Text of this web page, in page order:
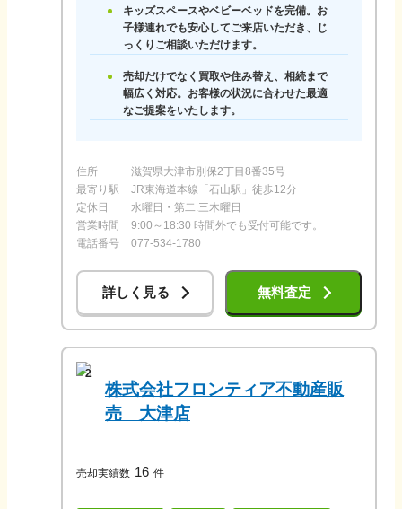
キッズスペースやベビーベッドを完備。お
子様連れでも安心してご来店いただき、じ
っくりご相談いただけます。
売却だけでなく買取や住み替え、相続まで
幅広く対応。お客様の状況に合わせた最適
なご提案をいたします。
住所
滋賀県大津市別保2丁目8番35号
最寄り駅
JR東海道本線「石山駅」徒歩12分
定休日
水曜日・第二.三木曜日
営業時間
9:00～18:30 時間外でも受付可能です。
電話番号
077-534-1780
詳しく見る 無料査定
2
株式会社フロンティア不動産販
売 大津店
売却実績数 16 件